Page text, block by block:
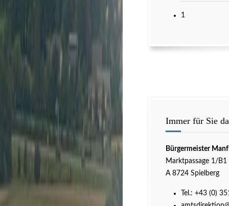
1
Immer für Sie
Bürgermeister
Marktpassage 1/B1
A 8724 Spielberg
Tel.: +43 (0)